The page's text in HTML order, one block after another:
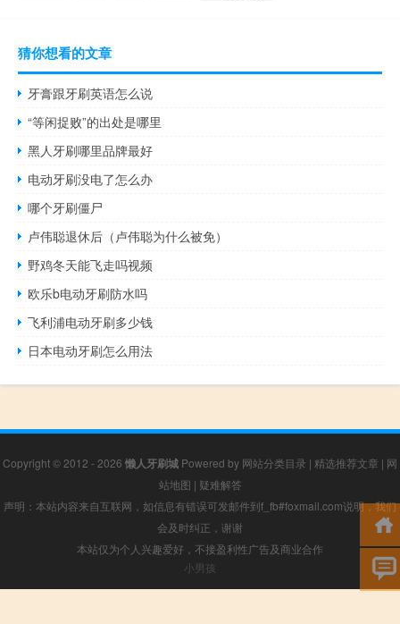
猜你想看的文章
牙膏跟牙刷英语怎么说
“等闲捉败”的出处是哪里
黑人牙刷哪里品牌最好
电动牙刷没电了怎么办
哪个牙刷僵尸
卢伟聪退休后（卢伟聪为什么被免）
野鸡冬天能飞走吗视频
欧乐b电动牙刷防水吗
飞利浦电动牙刷多少钱
日本电动牙刷怎么用法
Copyright © 2012 - 2026 懒人牙刷城 Powered by 网站分类目录 | 精选推荐文章 | 网
站地图 | 疑难解答
声明：本站内容来自互联网，如信息有错误可发邮件到f_fb#foxmail.com说明，我们
会及时纠正，谢谢
本站仅为个人兴趣爱好，不接盈利性广告及商业合作
小男孩